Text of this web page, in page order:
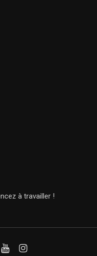
à travailler !